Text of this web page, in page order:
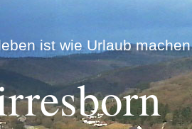
ist wie Urlaub